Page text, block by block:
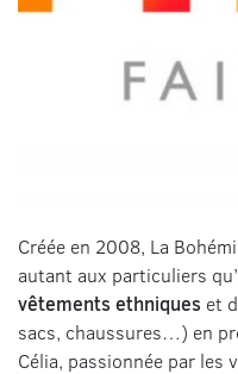
Créée en 2008, La
autant aux particuliers
vêtements ethniques et
sacs, chaussures…) en
Célia, passionnée par les